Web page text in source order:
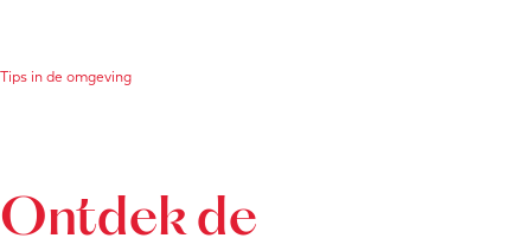
Ontdek de
Tips in de omgeving